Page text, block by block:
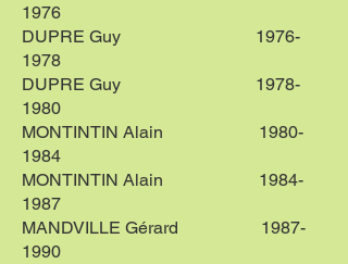
1976
DUPRE Guy 1976-
1978
DUPRE Guy 1978-
1980
MONTINTIN Alain 1980-
1984
MONTINTIN Alain 1984-
1987
MANDVILLE Gérard 1987-
1990